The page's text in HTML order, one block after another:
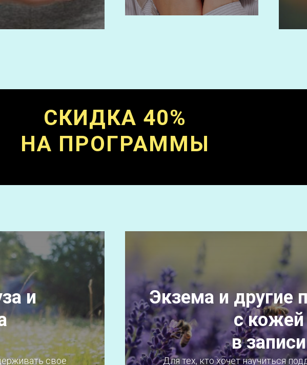
СКИДКА 40%
НА ПРОГРАММЫ
и
свое
Экзема и другие
с кожей
в записи
Для тех, кто хочет научиться